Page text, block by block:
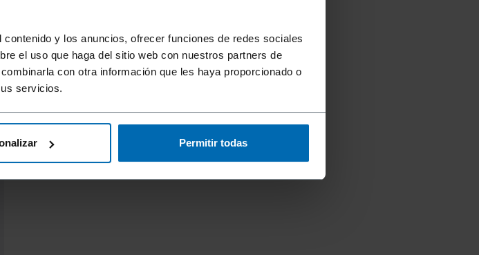
y los anuncios, ofrecer funciones de redes sociales
el uso que haga del sitio web con nuestros partners de
con otra información que les haya proporcionado o
servicios.
Permitir todas